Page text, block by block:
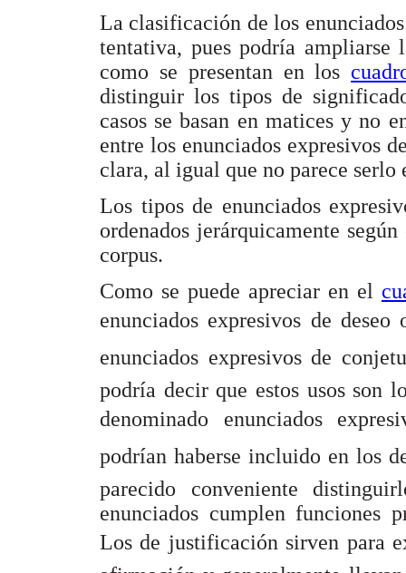
La clasificación de los
tentativa, pues podría
como se presentan en los
distinguir los tipos de
casos se basan en matices y no
entre los enunciados expresivos
clara, al igual que no parece
Los tipos de enunciados
ordenados jerárquicamente
corpus.
Como se puede apreciar en el
enunciados expresivos de
enunciados expresivos de
podría decir que estos usos son
denominado enunciados
podrían haberse incluido en los
parecido conveniente
enunciados cumplen funciones
Los de justificación sirven